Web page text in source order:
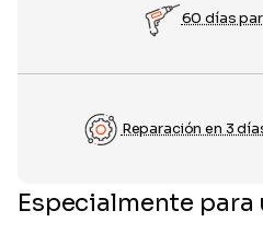
60 días
Reparación en 3
Especialmente para